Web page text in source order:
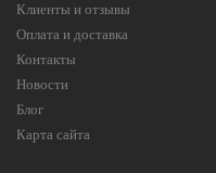
Клиенты и отзывы
Оплата и доставка
Контакты
Новости
Блог
Карта сайта